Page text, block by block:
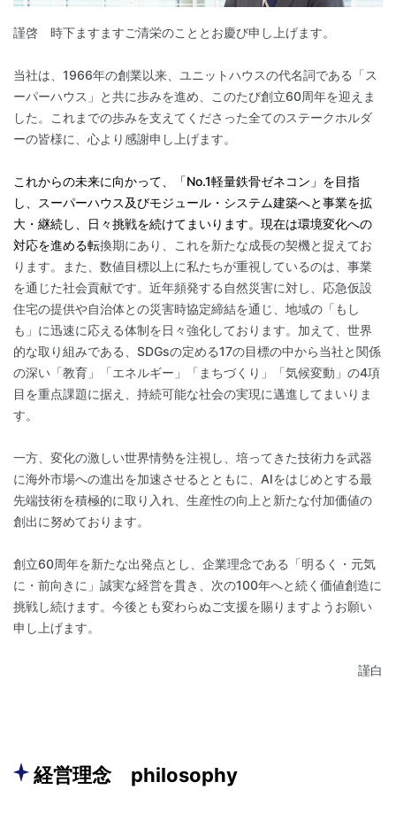
謹啓 時下ますますご清栄のこととお慶び申し上げます。
当社は、1966年の創業以来、ユニットハウスの代名詞である「ス
ーパーハウス」と共に歩みを進め、このたび創立60周年を迎えま
した。これまでの歩みを支えてくださった全てのステークホルダ
ーの皆様に、心より感謝申し上げます。
これからの未来に向かって、「No.1軽量鉄骨ゼネコン」を目指
し、スーパーハウス及びモジュール・システム建築へと事業を拡
大・継続し、日々挑戦を続けてまいります。現在は環境変化への
対応を進める転換期にあり、これを新たな成長の契機と捉えてお
ります。また、数値目標以上に私たちが重視しているのは、事業
を通じた社会貢献です。近年頻発する自然災害に対し、応急仮設
住宅の提供や自治体との災害時協定締結を通じ、地域の「もし
も」に迅速に応える体制を日々強化しております。加えて、世界
的な取り組みである、SDGsの定める17の目標の中から当社と関係
の深い「教育」「エネルギー」「まちづくり」「気候変動」の4項
目を重点課題に据え、持続可能な社会の実現に邁進してまいりま
す。
一方、変化の激しい世界情勢を注視し、培ってきた技術力を武器
に海外市場への進出を加速させるとともに、AIをはじめとする最
先端技術を積極的に取り入れ、生産性の向上と新たな付加価値の
創出に努めております。
創立60周年を新たな出発点とし、企業理念である「明るく・元気
に・前向きに」誠実な経営を貫き、次の100年へと続く価値創造に
挑戦し続けます。今後とも変わらぬご支援を賜りますようお願い
申し上げます。
謹白
経営理念 philosophy